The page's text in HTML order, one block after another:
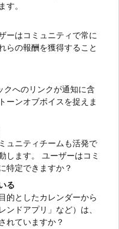
。
ーはコミュニティで常に
らの報酬を獲得すること
へのリンクが通知に含
ーンオブボイスを捉えま
ュニティチームも活発で
します。 ユーザーはコミ
特定できますか？
る
的としたカレンダーから
ドアプリ」など）は、
れていますか？